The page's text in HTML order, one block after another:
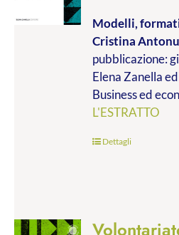
a
Modelli,
Cristina
pubblicazione:
Elena Zanella
Business ed
L'ESTRATTO
Dettagli